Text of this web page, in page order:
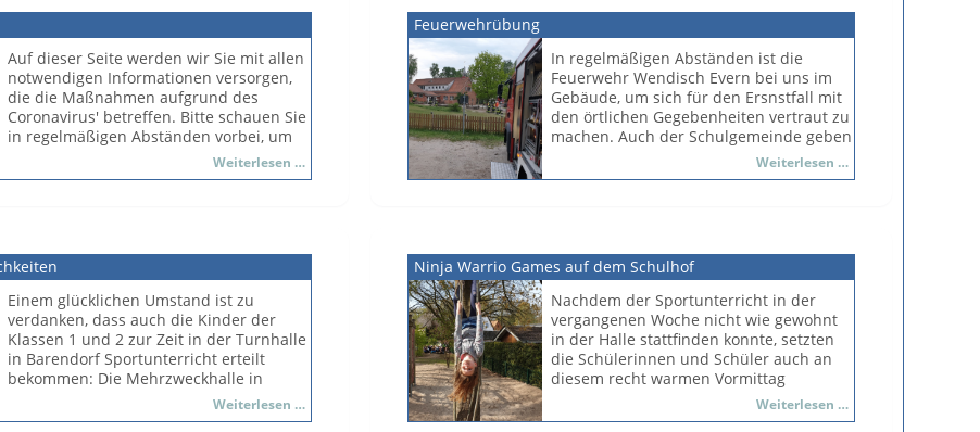
auch wesentlich mehr Platz zur
Im Mai 2022 eröffnete sich mit der
Kooperation mit dem TUS Barendorf eine
gänzlich neue Möglichkeit, den
Schulsport der dritten und vierten Klasse
vielfältiger als in Wendisch Evern zu
gestalten: Mit dabei waren an mehreren
Stunden auch Mitglieder der Basketball-
Dribbeltechniken, Pässe und auch
andere taktische Kniffe.
Am Ende der Einheit konnten die Kinder
der Klassen 3 und 4 sogar ein Basketball-
Abzeichen erlangen.
und 4. Im Sommer 2021 hatten die
Kinder der 4. Klasse die Kinder der
neuen 1. Klasse noch begrüßt. Nun
müssen sie bald Abschied voneinander
nehmen, denn die Viertklässlerinnen
und Viertklässler verlassen die
Auf dieser Seite werden wir Sie mit allen
notwendigen Informationen versorgen,
die die Maßnahmen aufgrund des
Coronavirus' betreffen. Bitte schauen Sie
in regelmäßigen Abständen vorbei, um
die aktuellen Informationen zu erhalten.
gerne an uns!
Weiterlesen … Schulschließung
Feuerwehrübung
In regelmäßigen Abständen ist die
Feuerwehr Wendisch Evern bei uns im
Gebäude, um sich für den Ersnstfall mit
den örtlichen Gegebenheiten vertraut zu
machen. Auch der Schulgemeinde geben
diese Übungen immer wieder ein gutes
Gefühl, weil sich damit ein Stück
in die Vergangenheit, waren doch viele
von Ihnen vor einigen Jahrzehnten
bereits hier, um die Schulbank zu
drücken.
Der Ortsbrandmeister simulierte mit
seinen Männern eine Gefahrensituation,
sodass die Manschaft entsprechend
reagieren musste. Souverän wurden die
Weiterlesen …
Einem glücklichen Umstand ist zu
verdanken, dass auch die Kinder der
Klassen 1 und 2 zur Zeit in der Turnhalle
in Barendorf Sportunterricht erteilt
bekommen: Die Mehrzweckhalle in
Wendisch Evern war aufgrund von
Baufälligkeit vorübergehend
Weiterlesen …
Möglichkeiten
Ninja Warrio Games auf dem Schulhof
Nachdem der Sportunterricht in der
vergangenen Woche nicht wie gewohnt
in der Halle stattfinden konnte, setzten
die Schülerinnen und Schüler auch an
diesem recht warmen Vormittag
verschiedene sportliche Aufgaben mit
Hilfe von Spielgeräten auf dem Schulhof
Weiterlesen …
Warrio